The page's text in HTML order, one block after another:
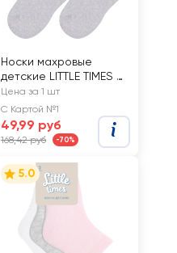
Носки махровые
детские LITTLE TIMES с
рисунком овечки, Арт.
СП1618, 2пары
Цена за 1 шт
С Картой №1
49,99 руб
168,42 руб -70%
5.0